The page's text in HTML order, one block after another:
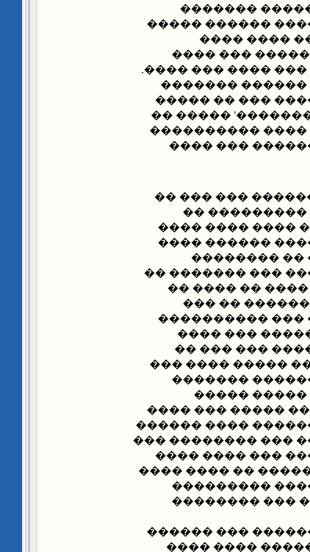
������ ����
������ ���
�� ������ �
�����������
����� ��������
�������
������� ���
���� '����� ���
����� ��������
�������� ��
��� �������
�����
��������
���� ������
������ ����
������� ���
'��� ���' ����
�����.. �����
����� ������
��� ������ ��
���� ����
���� ������..
������
�������
������
���� �������
������ ���� ����
�������� ��
���� ��������..
����� ���
���������
������� ���
������ ��� ���